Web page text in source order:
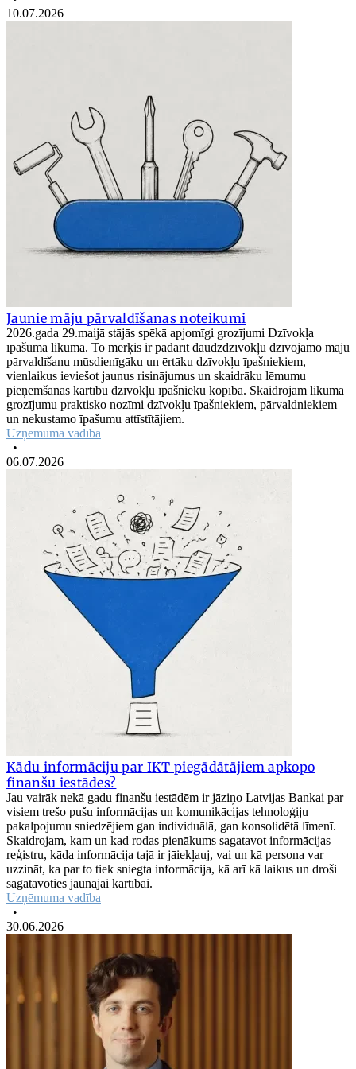
10.07.2026
Jaunie māju pārvaldīšanas noteikumi
2026.gada 29.maijā stājās spēkā apjomīgi grozījumi Dzīvokļa
īpašuma likumā. To mērķis ir padarīt daudzdzīvokļu dzīvojamo māju
pārvaldīšanu mūsdienīgāku un ērtāku dzīvokļu īpašniekiem,
vienlaikus ieviešot jaunus risinājumus un skaidrāku lēmumu
pieņemšanas kārtību dzīvokļu īpašnieku kopībā. Skaidrojam likuma
grozījumu praktisko nozīmi dzīvokļu īpašniekiem, pārvaldniekiem
un nekustamo īpašumu attīstītājiem.
Uzņēmuma vadība
•
06.07.2026
Kādu informāciju par IKT piegādātājiem apkopo
finanšu iestādes?
Jau vairāk nekā gadu finanšu iestādēm ir jāziņo Latvijas Bankai par
visiem trešo pušu informācijas un komunikācijas tehnoloģiju
pakalpojumu sniedzējiem gan individuālā, gan konsolidētā līmenī.
Skaidrojam, kam un kad rodas pienākums sagatavot informācijas
reģistru, kāda informācija tajā ir jāiekļauj, vai un kā persona var
uzzināt, ka par to tiek sniegta informācija, kā arī kā laikus un droši
sagatavoties jaunajai kārtībai.
Uzņēmuma vadība
•
30.06.2026